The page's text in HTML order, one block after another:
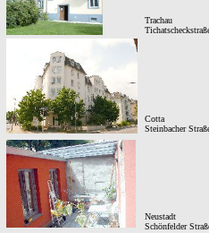
Trachau
Cotta
Steinbacher
Neustadt
Schönfelder